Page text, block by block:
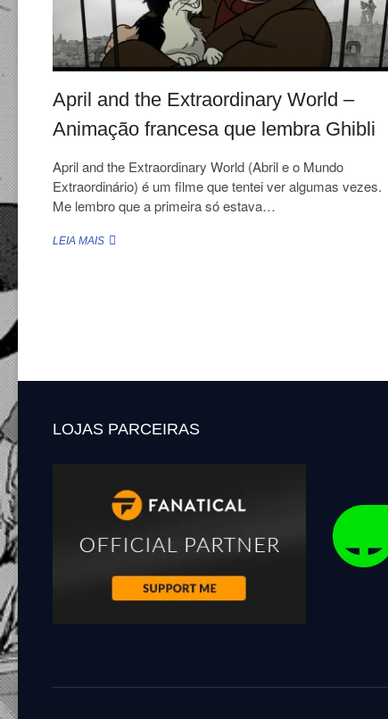
April and the Extraordinary World –
Animação francesa que lembra Ghibli
April and the Extraordinary World (Abril e o Mundo
Extraordinário) é um filme que tentei ver algumas vezes.
Me lembro que a primeira só estava…
LEIA MAISAPRIL
LEMBRA
LOJAS PARCEIRAS